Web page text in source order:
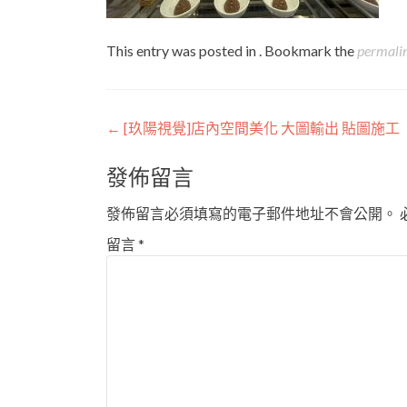
This entry was posted in . Bookmark the
Post
navigation
← [玖陽視覺]店內空間美化 大圖輸出 貼圖施工
發佈留言
發佈留言必須填寫的電子郵件地址不會公開。
留言*